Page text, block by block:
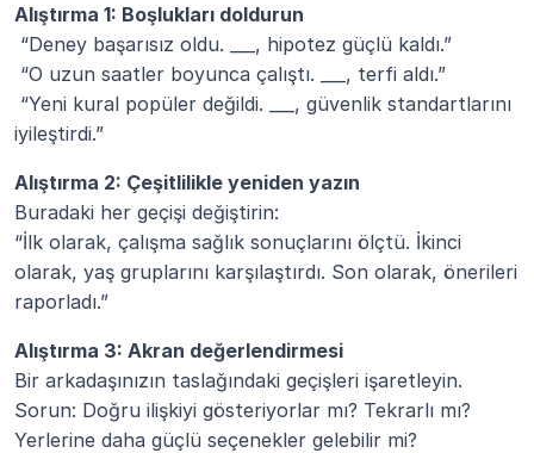
Alıştırma 1: Boşlukları doldurun
“Deney başarısız oldu. ___, hipotez güçlü kaldı.”
“O uzun saatler boyunca çalıştı. ___, terfi aldı.”
iyileştirdi.”
Alıştırma 2: Çeşitlilikle yeniden yazın
Buradaki her geçişi değiştirin:
“İlk olarak, çalışma sağlık sonuçlarını ölçtü. İkinci
olarak, yaş gruplarını karşılaştırdı. Son olarak, önerileri
raporladı.”
Alıştırma 3: Akran değerlendirmesi
Bir arkadaşınızın taslağındaki geçişleri işaretleyin.
Sorun: Doğru ilişkiyi gösteriyorlar mı? Tekrarlı mı?
Yerlerine daha güçlü seçenekler gelebilir mi?